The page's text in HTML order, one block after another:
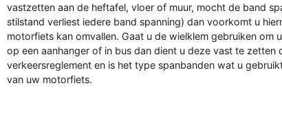
vastzetten aan de heftafel, vloer of muur, mocht de band
stilstand verliest iedere band spanning) dan voorkomt u
motorfiets kan omvallen. Gaat u de wielklem gebruiken om
op een aanhanger of in bus dan dient u deze vast te zetten
verkeersreglement en is het type spanbanden wat u
van uw motorfiets.